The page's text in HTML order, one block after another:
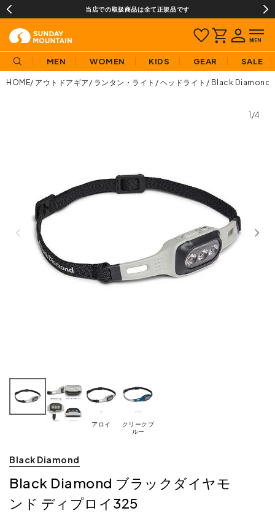
当店での取扱商品は全て正規品です
MEN WOMEN KIDS GEAR SALE
HOME アウトドアギア ランタン・ライト ヘッドライト Black Diamond
1/4
アロイ
クリークブ
ルー
Black Diamond
Black Diamond ブラックダイヤモ
ンド ディプロイ325